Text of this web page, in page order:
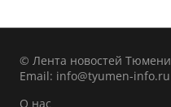
© Лента новостей Тюмени
Email: info@tyumen-info.ru
О нас